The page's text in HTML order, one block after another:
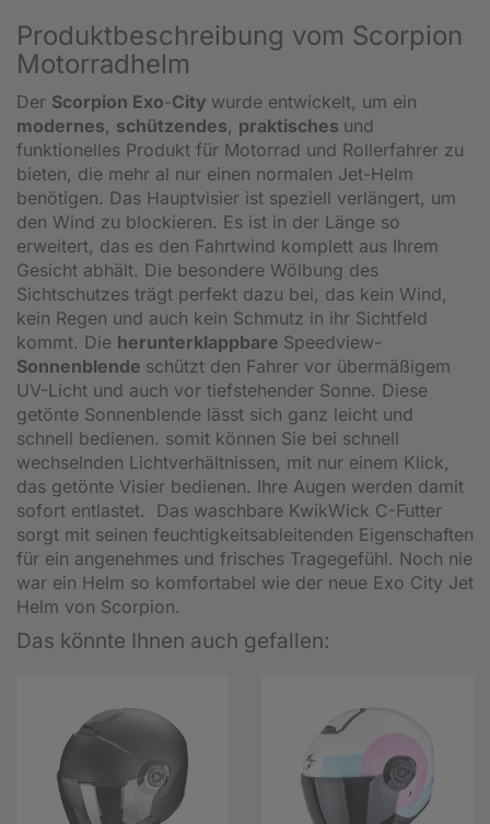
Produktbeschreibung vom Scorpion
Motorradhelm
Der Scorpion Exo-City wurde entwickelt, um ein
modernes, schützendes, praktisches und
funktionelles Produkt für Motorrad und Rollerfahrer zu
bieten, die mehr al nur einen normalen Jet-Helm
benötigen. Das Hauptvisier ist speziell verlängert, um
den Wind zu blockieren. Es ist in der Länge so
erweitert, das es den Fahrtwind komplett aus Ihrem
Gesicht abhält. Die besondere Wölbung des
Sichtschutzes trägt perfekt dazu bei, das kein Wind,
kein Regen und auch kein Schmutz in ihr Sichtfeld
kommt. Die herunterklappbare Speedview-
Sonnenblende schützt den Fahrer vor übermäßigem
UV-Licht und auch vor tiefstehender Sonne. Diese
getönte Sonnenblende lässt sich ganz leicht und
schnell bedienen. somit können Sie bei schnell
wechselnden Lichtverhältnissen, mit nur einem Klick,
das getönte Visier bedienen. Ihre Augen werden damit
sofort entlastet. Das waschbare KwikWick C-Futter
sorgt mit seinen feuchtigkeitsableitenden Eigenschaften
für ein angenehmes und frisches Tragegefühl. Noch nie
war ein Helm so komfortabel wie der neue Exo City Jet
Helm von Scorpion.
Das könnte Ihnen auch gefallen: